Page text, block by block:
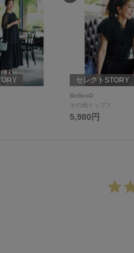
セレクトSTORY
BeBeoD
その他トップス
5,980円